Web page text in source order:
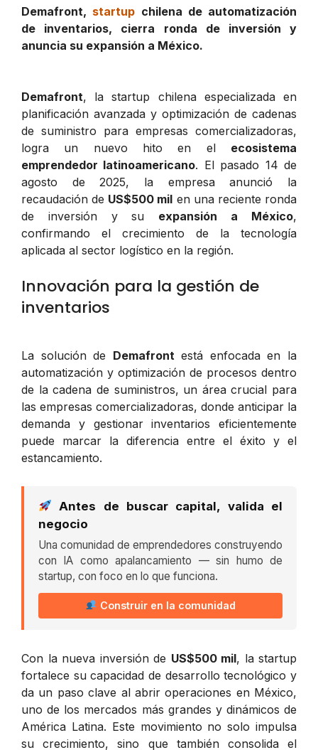
Demafront, startup chilena de automatización
de inventarios, cierra ronda de inversión y
anuncia su expansión a México.
Demafront, la startup chilena especializada en
planificación avanzada y optimización de cadenas
de suministro para empresas comercializadoras,
logra un nuevo hito en el ecosistema
emprendedor latinoamericano. El pasado 14 de
agosto de 2025, la empresa anunció la
recaudación de US$500 mil en una reciente ronda
de inversión y su expansión a México,
confirmando el crecimiento de la tecnología
aplicada al sector logístico en la región.
Innovación para la gestión de
inventarios
La solución de Demafront está enfocada en la
automatización y optimización de procesos dentro
de la cadena de suministros, un área crucial para
las empresas comercializadoras, donde anticipar la
demanda y gestionar inventarios eficientemente
puede marcar la diferencia entre el éxito y el
estancamiento.
Antes de buscar capital, valida el
negocio
Una comunidad de emprendedores construyendo
con IA como apalancamiento — sin humo de
startup, con foco en lo que funciona.
Construir en la comunidad
Con la nueva inversión de US$500 mil, la startup
fortalece su capacidad de desarrollo tecnológico y
da un paso clave al abrir operaciones en México,
uno de los mercados más grandes y dinámicos de
América Latina. Este movimiento no solo impulsa
su crecimiento, sino que también consolida el